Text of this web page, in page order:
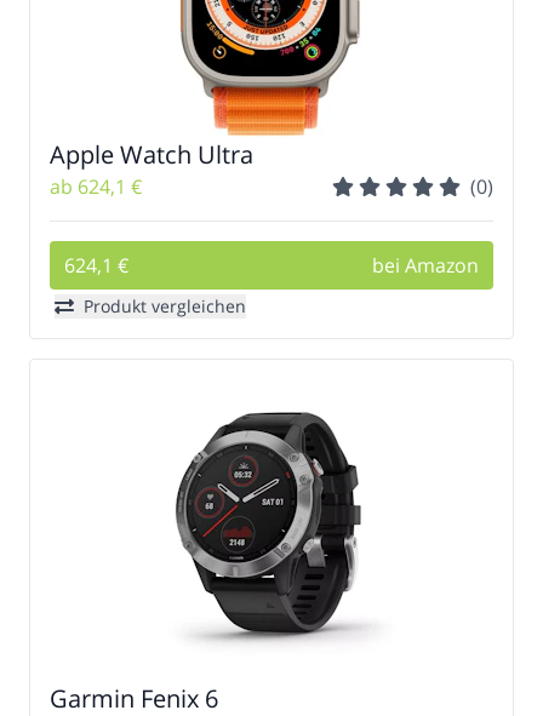
Apple Watch Ultra
ab 624,1 € (0)
624,1 € bei Amazon
Produkt vergleichen
Garmin Fenix 6